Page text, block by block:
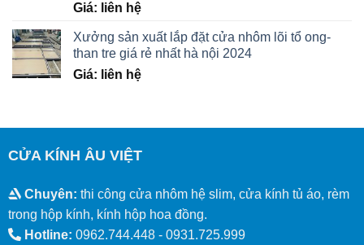
Giá: liên hệ
Xưởng sản xuất lắp đặt cửa nhôm lõi tổ ong-
than tre giá rẻ nhất hà nội 2024
Giá: liên hệ
CỬA KÍNH ÂU VIỆT
Chuyên: thi công cửa nhôm hệ slim, cửa kính tủ áo, rèm
trong hộp kính, kính hộp hoa đồng.
Hotline: 0962.744.448 - 0931.725.999